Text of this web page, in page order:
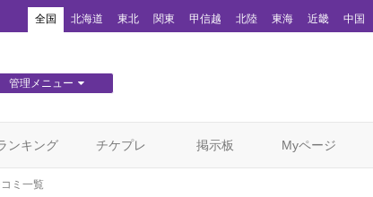
全国 北海道 東北 関東 甲信越 北陸 東海 近畿 中国
管理メニュー
ンキング チケプレ 掲示板 Myページ
ミ一覧